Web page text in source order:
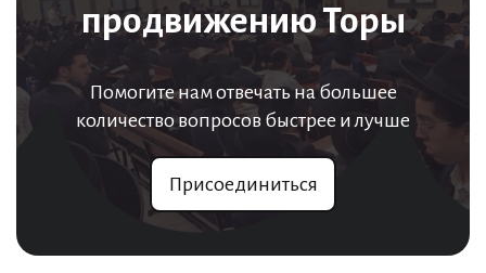
продвижению Торы
Помогите нам отвечать на большее
количество вопросов быстрее и лучше
Присоединиться